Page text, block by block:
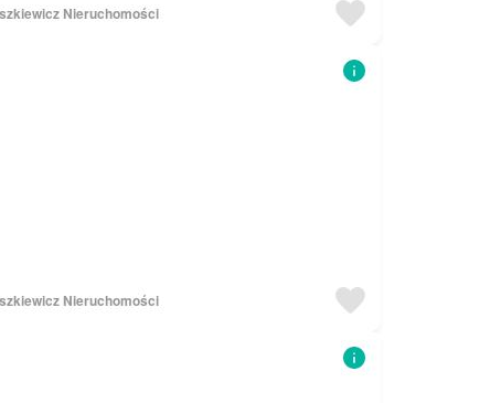
Nieruchomości
Nieruchomości